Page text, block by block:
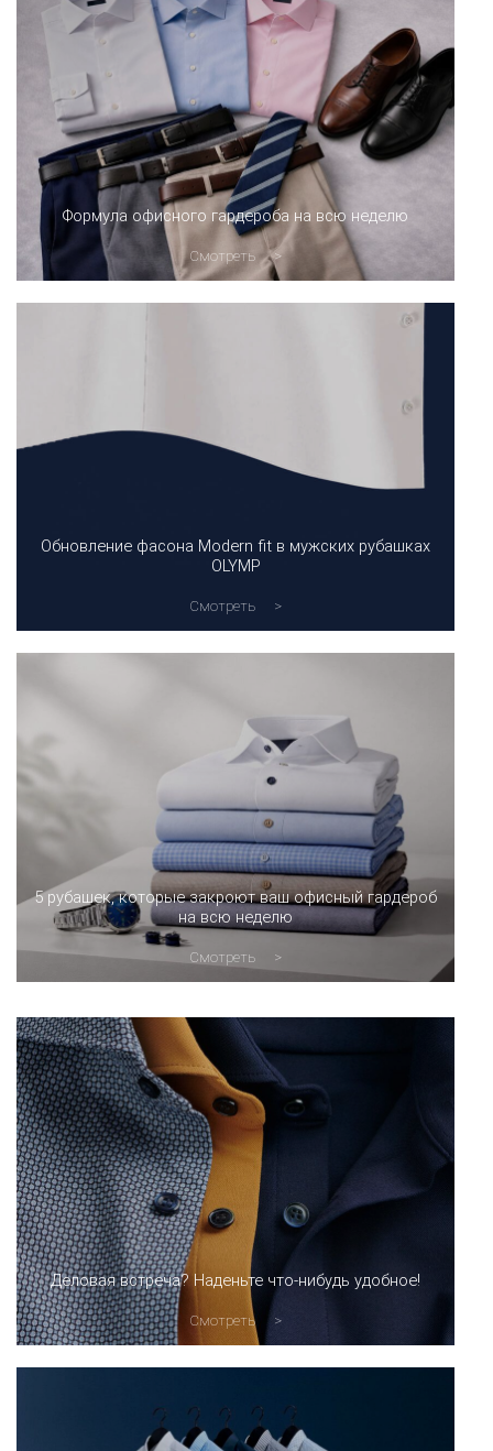
Формула офисного гардероба на всю неделю
Смотреть
Обновление фасона Modern fit в мужских рубашках
OLYMP
Смотреть
5 рубашек, которые закроют ваш офисный гардероб
на всю неделю
Смотреть
Деловая встреча? Наденьте что-нибудь удобное!
Смотреть